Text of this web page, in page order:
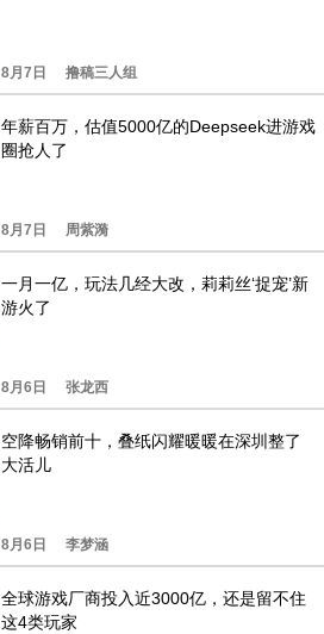
8月7日 撸稿三人组
年薪百万，估值5000亿的Deepseek进游戏
圈抢人了
8月7日 周紫漪
一月一亿，玩法几经大改，莉莉丝‘捉宠’新
游火了
8月6日 张龙西
空降畅销前十，叠纸闪耀暖暖在深圳整了
大活儿
8月6日 李梦涵
全球游戏厂商投入近3000亿，还是留不住
这4类玩家